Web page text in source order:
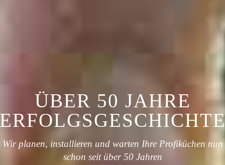
ÜBER 50 JAHRE
Wir planen, installieren und warten Ihre Profiküchen nun
schon seit über 50 Jahren
PROFI-PARTNER
DER GASTRONOMIE
Auf uns ist Verlass - Seit über 50 Jahren!